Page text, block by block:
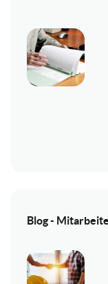
Blog -